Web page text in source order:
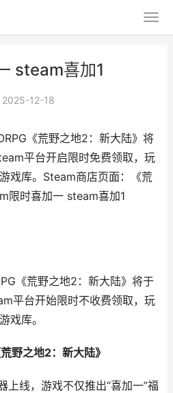
steam喜加1
2025-12-18
《荒野之地2：新大陆》将
平台开启限时免费领取，玩
戏库。Steam商店页面：《荒
限时喜加一 steam喜加1
《荒野之地2：新大陆》将于
平台开始限时不收费领取，玩
戏库。
野之地2：新大陆》
上线，游戏不仅推出“喜加一”福